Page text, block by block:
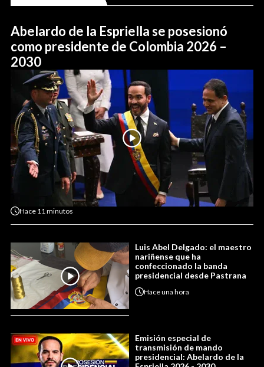
Abelardo de la Espriella se posesionó
como presidente de Colombia 2026 –
2030
Hace 11 minutos
Luis Abel Delgado: el maestro
nariñense que ha
confeccionado la banda
presidencial desde Pastrana
Haceuna hora
Emisión especial de
transmisión de mando
presidencial: Abelardo de la